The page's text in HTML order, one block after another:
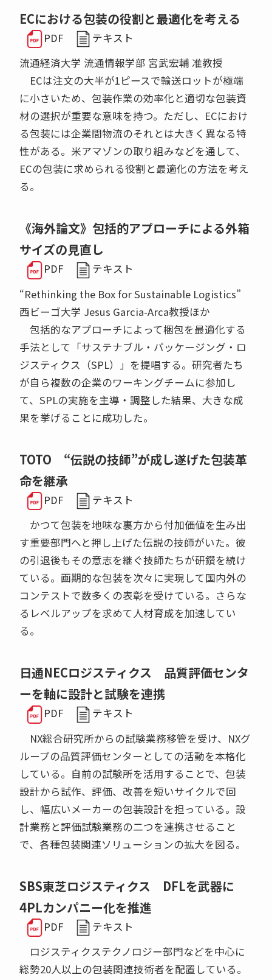
ECにおける包装の役割と最適化を考える
PDF
テキスト
流通経済大学 流通情報学部 宮武宏輔 准教授
ECは注文の大半が1ピースで輸送ロットが極端
に小さいため、包装作業の効率化と適切な包装資
材の選択が重要な意味を持つ。ただし、ECにおけ
る包装には企業間物流のそれとは大きく異なる特
性がある。米アマゾンの取り組みなどを通して、
ECの包装に求められる役割と最適化の方法を考え
る。
《海外論文》包括的アプローチによる外箱
サイズの見直し
PDF
テキスト
“Rethinking the Box for Sustainable Logistics”
西ビーゴ大学 Jesus Garcia-Arca教授ほか
包括的なアプローチによって梱包を最適化する
手法として「サステナブル・パッケージング・ロ
ジスティクス（SPL）」を提唱する。研究者たち
が自ら複数の企業のワーキングチームに参加し
て、SPLの実施を主導・調整した結果、大きな成
果を挙げることに成功した。
TOTO “伝説の技師”が成し遂げた包装革
命を継承
PDF
テキスト
かつて包装を地味な裏方から付加価値を生み出
す重要部門へと押し上げた伝説の技師がいた。彼
の引退後もその意志を継ぐ技師たちが研鑽を続け
ている。画期的な包装を次々に実現して国内外の
コンテストで数多くの表彰を受けている。さらな
るレベルアップを求めて人材育成を加速してい
る。
日通NECロジスティクス 品質評価センタ
ーを軸に設計と試験を連携
PDF
テキスト
NX総合研究所からの試験業務移管を受け、NXグ
ループの品質評価センターとしての活動を本格化
している。自前の試験所を活用することで、包装
設計から試作、評価、改善を短いサイクルで回
し、幅広いメーカーの包装設計を担っている。設
計業務と評価試験業務の二つを連携させること
で、各種包装関連ソリューションの拡大を図る。
SBS東芝ロジスティクス DFLを武器に
4PLカンパニー化を推進
PDF
テキスト
ロジスティクステクノロジー部門などを中心に
総勢20人以上の包装関連技術者を配置している。